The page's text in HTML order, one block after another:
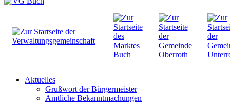
Aktuelles
Grußwort der Bürgermeister
Amtliche Bekanntmachungen